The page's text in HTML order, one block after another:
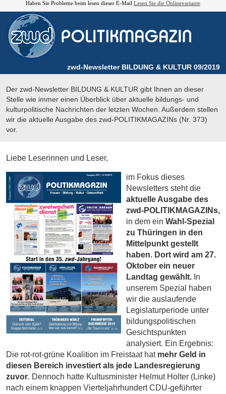
Haben Sie Probleme beim lesen dieser E-Mail Lesen Sie die Onlinevariante
zwd-Newsletter BILDUNG & KULTUR 09/2019
Der zwd-Newsletter BILDUNG & KULTUR gibt Ihnen an dieser
Stelle wie immer einen Überblick über aktuelle bildungs- und
kulturpolitische Nachrichten der letzten Wochen. Außerdem stellen
wir die aktuelle Ausgabe des zwd-POLITIKMAGAZINs (Nr. 373)
vor.
Liebe Leserinnen und Leser,
im Fokus dieses
Newsletters steht die
aktuelle Ausgabe des
zwd-POLITIKMAGAZINs,
in dem ein Wahl-Spezial
zu Thüringen in den
Mittelpunkt gestellt
haben. Dort wird am 27.
Oktober ein neuer
Landtag gewählt. In
unserem Spezial haben
wir die auslaufende
Legislaturperiode unter
bildungspolitischen
Gesichtspunkten
analysiert. Ein Ergebnis:
Die rot-rot-grüne Koalition im Freistaat hat mehr Geld in
diesen Bereich investiert als jede Landesregierung
zuvor. Dennoch hatte Kultusminister Helmut Holter (Linke)
nach einem knappen Vierteljahrhundert CDU-geführter